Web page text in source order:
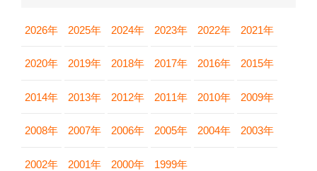
2026年 2025年 2024年 2023年 2022年 2021年
2020年 2019年 2018年 2017年 2016年 2015年
2014年 2013年 2012年 2011年 2010年 2009年
2008年 2007年 2006年 2005年 2004年 2003年
2002年 2001年 2000年 1999年